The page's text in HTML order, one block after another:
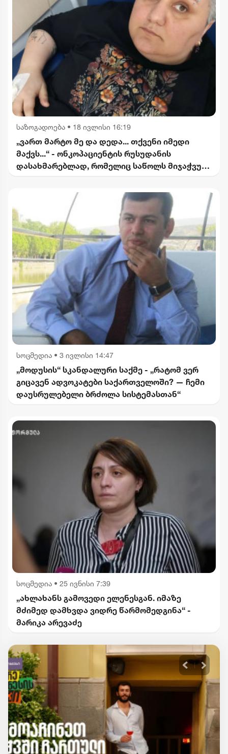
საზოგადოება • 18 ივლისი 16:19
„ვართ მარტო მე და დედა... თქვენი იმედი
მაქვს...“ - ონკოპაციენტის რუსუდანის
დასახმარებლად, რომელიც საწოლს მიჯაჭვულ
სოცმედია • 3 ივლისი 14:47
„მოდუსის“ სკანდალური საქმე - „რატომ ვერ
გიცავენ ადვოკატები საქართველოში? — ჩემი
დაუსრულებელი ბრძოლა სისტემასთან“
სოცმედია • 25 ივნისი 7:39
„ახლახანს გამოვედი ელენესგან. იმაზე
მძიმედ დამხვდა ვიდრე წარმომედგინა“ -
მარიკა არევაძე